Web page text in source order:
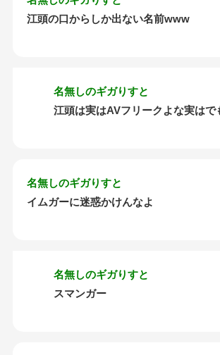
江頭の口からしか出ない名前www
名無しのギガりすと
江頭は実はAVフリークよな実はで
名無しのギガりすと
イムガーに迷惑かけんなよ
名無しのギガりすと
スマンガー